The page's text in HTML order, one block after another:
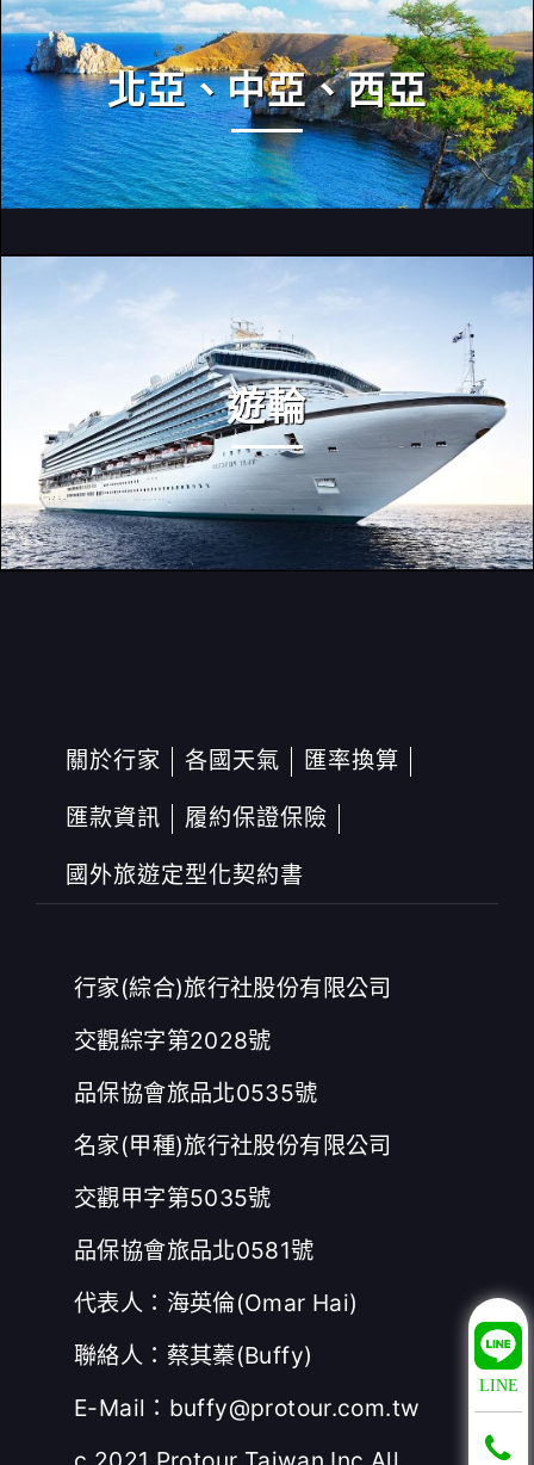
北亞、中亞、西亞
遊輪
關於行家 各國天氣
匯率換算
匯款資訊
履約保證保險
國外旅遊定型化契約書
行家(綜合)旅行社股份有限公司
交觀綜字第2028號
品保協會旅品北0535號
名家(甲種)旅行社股份有限公司
交觀甲字第5035號
品保協會旅品北0581號
代表人：海英倫(Omar Hai)
聯絡人：蔡其蓁(Buffy)
E-Mail：buffy@protour.com.tw
LINE